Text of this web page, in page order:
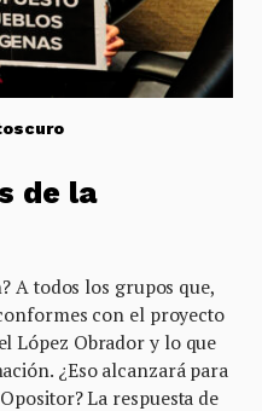
de la
A todos los grupos que,
con el proyecto
López Obrador y lo que
¿Eso alcanzará para
La respuesta de